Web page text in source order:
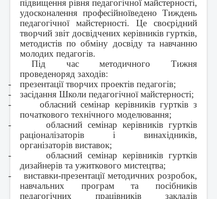
підвищення рівня педагогічної майстерності,
удосконалення професійноїведено Тиждень
педагогічної майстерності. Це своєрідний
творчий звіт досвідчених керівників гуртків,
методистів по обміну досвіду та навчанню
молодих педагогів.
Під час методичного Тижня
проведеноряд заходів:
-
презентації творчих проектів педагогів;
-
засідання Школи педагогічної майстерності;
-
обласний семінар керівників гуртків з
початкового технічного моделювання;
-
обласний семінар керівників гуртків
раціоналізаторів і винахідників,
організаторів виставок;
-
обласний семінар керівників гуртків
дизайнерів та ужиткового мистецтва;
-
виставки-презентації методичних розробок,
навчальних програм та посібників
педагогічних працівників закладів